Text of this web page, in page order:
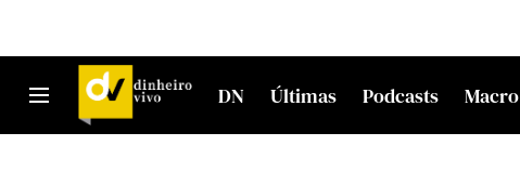
DN Últimas Podcasts Macro